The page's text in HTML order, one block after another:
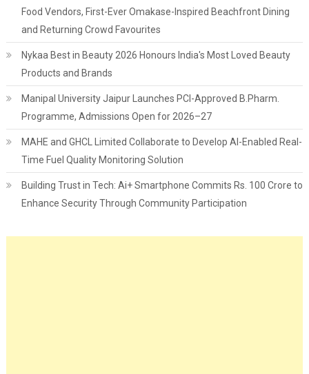
Food Vendors, First-Ever Omakase-Inspired Beachfront Dining
and Returning Crowd Favourites
Nykaa Best in Beauty 2026 Honours India's Most Loved Beauty
Products and Brands
Manipal University Jaipur Launches PCI-Approved B.Pharm.
Programme, Admissions Open for 2026–27
MAHE and GHCL Limited Collaborate to Develop AI-Enabled Real-
Time Fuel Quality Monitoring Solution
Building Trust in Tech: Ai+ Smartphone Commits Rs. 100 Crore to
Enhance Security Through Community Participation